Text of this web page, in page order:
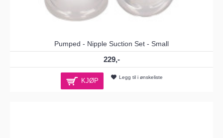
Pumped - Nipple Suction Set - Small
229,-
KJØP Legg til i ønskeliste